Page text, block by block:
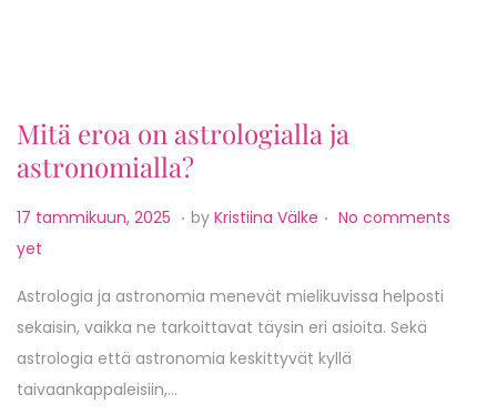
2
5
Mitä eroa on astrologialla ja
astronomialla?
P
o
t
e
d
o
17 tammikuun, 2025
a
m
m
i
. by Kristiina Välke . No comments
yet
Astrologia ja astronomia menevät mielikuvissa helposti
sekaisin, vaikka ne tarkoittavat täysin eri asioita. Sekä
astrologia että astronomia keskittyvät kyllä
taivaankappaleisiin,…